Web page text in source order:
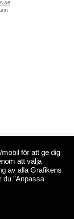
för att ge dig
att välja
av alla Grafikens
du ”Anpassa